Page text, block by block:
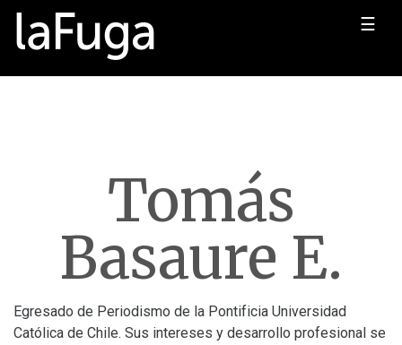
☰
Tomás
Basaure E.
Egresado de Periodismo de la Pontificia Universidad
Católica de Chile. Sus intereses y desarrollo profesional se